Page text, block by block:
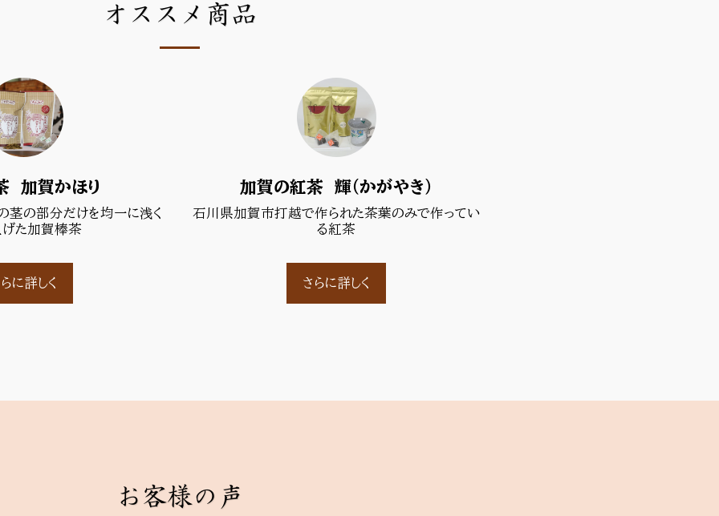
オススメ商品
加賀かほり
茎の部分だけを均一に浅く
げた加賀棒茶
に詳しく
加賀の紅茶 輝（かがやき）
石川県加賀市打越で作られた茶葉のみで作ってい
る紅茶
さらに詳しく
お客様の声